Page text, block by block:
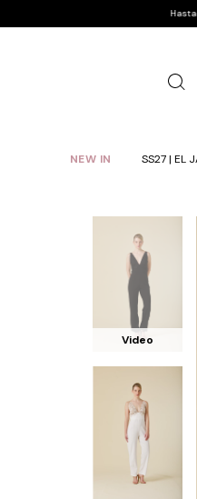
Hasta 9 cuotas
NEW IN SS27 | EL
Video